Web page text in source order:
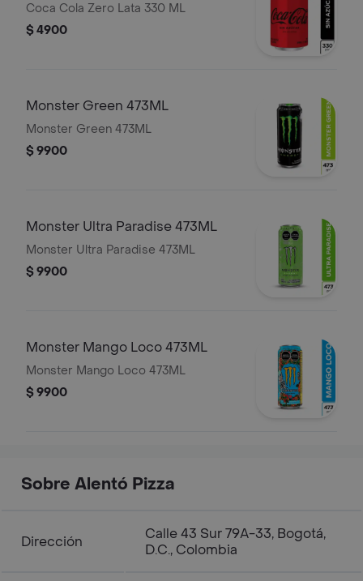
Coca Cola Zero Lata 330 ML
$ 4900
Monster Green 473ML
Monster Green 473ML
$ 9900
Monster Ultra Paradise 473ML
Monster Ultra Paradise 473ML
$ 9900
Monster Mango Loco 473ML
Monster Mango Loco 473ML
$ 9900
Sobre Alentó Pizza
Dirección
Calle 43 Sur 79A-33, Bogotá,
D.C., Colombia